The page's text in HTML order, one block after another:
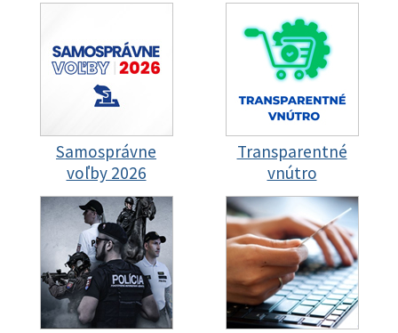
Samosprávne
voľby 2026
Transparentné
vnútro